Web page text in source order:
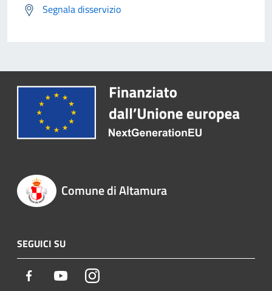
Segnala disservizio
Comune di Altamura
SEGUICI SU
Facebook YoutubeInstagram